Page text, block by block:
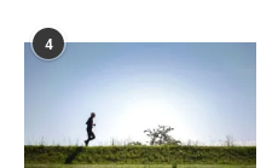
4